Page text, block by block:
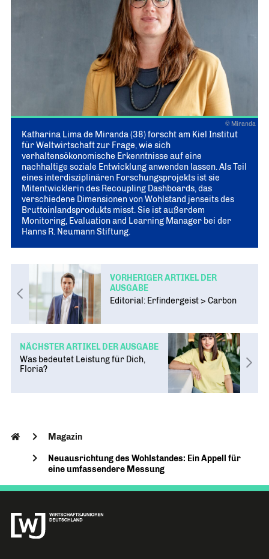
© Miranda
Katharina Lima de Miranda (38) forscht am Kiel Institut
für Weltwirtschaft zur Frage, wie sich
verhaltensökonomische Erkenntnisse auf eine
nachhaltige soziale Entwicklung anwenden lassen. Als Teil
eines interdisziplinären Forschungsprojekts ist sie
Mitentwicklerin des Recoupling Dashboards, das
verschiedene Dimensionen von Wohlstand jenseits des
Bruttoinlandsprodukts misst. Sie ist außerdem
Monitoring, Evaluation and Learning Manager bei der
Hanns R. Neumann Stiftung.
VORHERIGER ARTIKEL DER
AUSGABE
Editorial: Erfindergeist > Carbon
NÄCHSTER ARTIKEL DER AUSGABE
Was bedeutet Leistung für Dich,
Floria?
Magazin
Neuausrichtung des Wohlstandes: Ein Appell für
eine umfassendere Messung